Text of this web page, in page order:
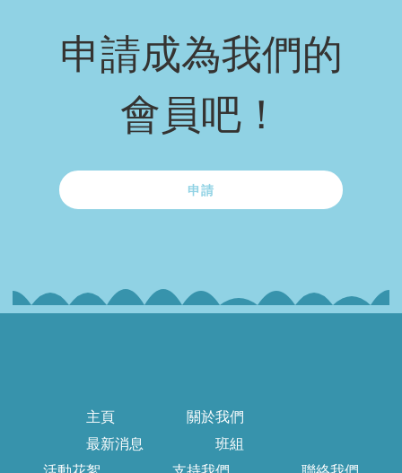
申請成為我們的
會員吧！
申請
主頁
關於我們
最新消息
班組